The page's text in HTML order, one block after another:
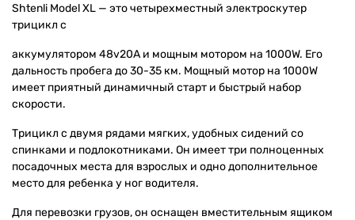
Shtenli Model XL — это четырехместный электроскутер
трицикл с
аккумулятором 48v20А и мощным мотором на 1000W. Его
дальность пробега до 30-35 км. Мощный мотор на 1000W
имеет приятный динамичный старт и быстрый набор
скорости.
Трицикл с двумя рядами мягких, удобных сидений со
спинками и подлокотниками. Он имеет три полноценных
посадочных места для взрослых и одно дополнительное
место для ребенка у ног водителя.
Для перевозки грузов, он оснащен вместительным ящиком